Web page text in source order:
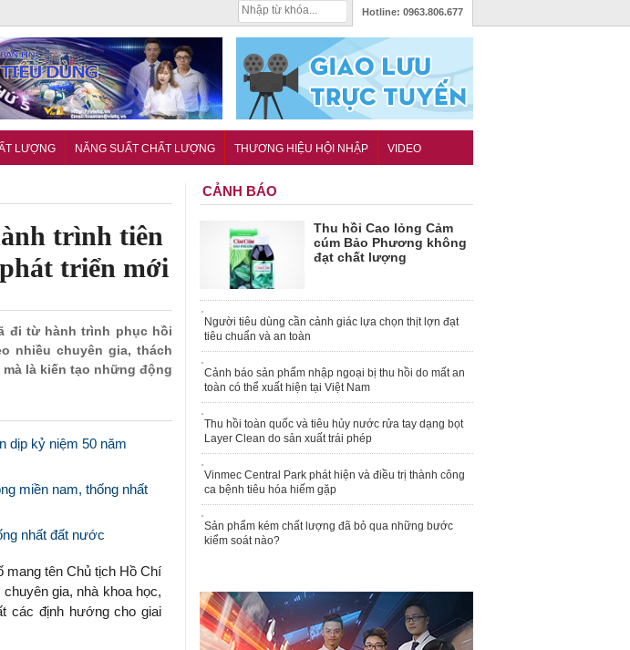
Hotline: 0963.806.677
LƯỢNG NĂNG SUẤT CHẤT LƯỢNG THƯƠNG HIỆU HỘI NHẬP VIDEO
trình tiên
triển mới
đi từ hành trình phục hồi
nhiều chuyên gia, thách
là kiến tạo những động
dịp kỷ niệm 50 năm
miền nam, thống nhất
nhất đất nước
mang tên Chủ tịch Hồ Chí
gia, nhà khoa học,
các định hướng cho giai
CẢNH BÁO
Thu hồi Cao lỏng Cảm
cúm Bảo Phương không
đạt chất lượng
Người tiêu dùng cần cảnh giác lựa chọn thịt lợn đạt
tiêu chuẩn và an toàn
Cảnh báo sản phẩm nhập ngoại bị thu hồi do mất an
toàn có thể xuất hiện tại Việt Nam
Thu hồi toàn quốc và tiêu hủy nước rửa tay dạng bọt
Layer Clean do sản xuất trái phép
Vinmec Central Park phát hiện và điều trị thành công
ca bệnh tiêu hóa hiếm gặp
Sản phẩm kém chất lượng đã bỏ qua những bước
kiểm soát nào?